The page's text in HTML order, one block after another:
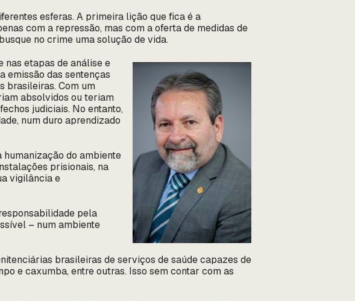
esferas. A primeira lição que fica é a
com a repressão, mas com a oferta de medidas de
no crime uma solução de vida.
etapas de análise e
emissão das sentenças
brasileiras. Com um
absolvidos ou teriam
judiciais. No entanto,
num duro aprendizado
humanização do ambiente
prisionais, na
vigilância e
pela
– num ambiente
brasileiras de serviços de saúde capazes de
e caxumba, entre outras. Isso sem contar com as